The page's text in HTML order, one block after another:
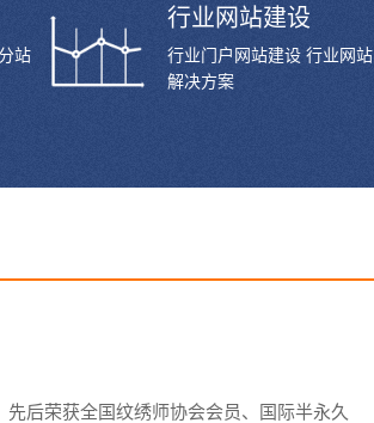
站
行业网站建设
行业门户网站建设 行业网站
解决方案
后荣获全国纹绣师协会会员、国际半永久